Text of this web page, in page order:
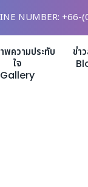
NUMBER: +66-
พความประทับ
ใจ
Gallery
ข่า